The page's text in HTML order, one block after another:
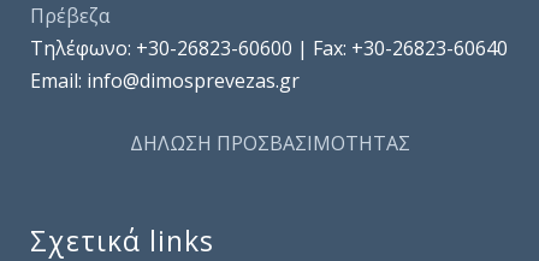
Πρέβεζα
Τηλέφωνo: +30-26823-60600 | Fax: +30-26823-60640
Email: info@dimosprevezas.gr
ΔΗΛΩΣΗ ΠΡΟΣΒΑΣΙΜΟΤΗΤΑΣ
Σχετικά links